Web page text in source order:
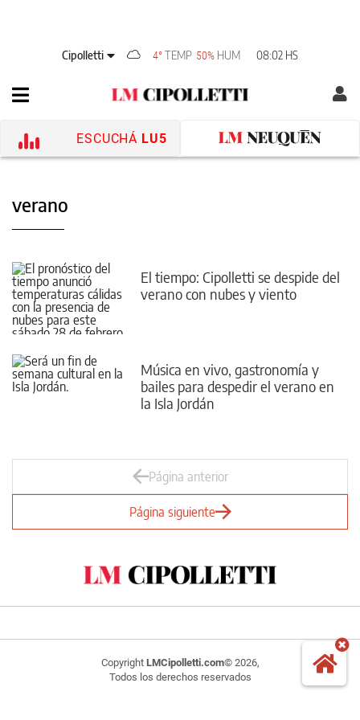
Cipolletti 4° TEMP 50% HUM 08:02 HS
ESCUCHÁ LU5
verano
El tiempo: Cipolletti se despide del
verano con nubes y viento
Música en vivo, gastronomía y
bailes para despedir el verano en
la Isla Jordán
Página anterior
Página siguiente
Copyright LMCipolletti.com© 2026,
Todos los derechos reservados